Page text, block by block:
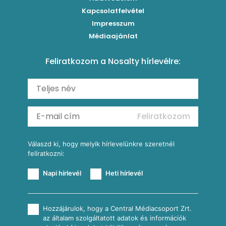
Carbonara
Szaftos paprikás csirke
Shakshuka
Ratatouille
Kukoricás-újhagymás lepény
Mexikói húsleves kukorica salsával
Almás-kéksajtos kukoricasaláta
Köretek
Reggeli receptek
Kapcsolatfelvétel
Impresszum
Médiaajánlat
Feliratkozom a Nosalty hírlevélre:
Feliratkozom
Válaszd ki, hogy melyik hírlevelünkre szeretnél
felíratkozni:
Napi hírlevél Heti hírlevél
Hozzájárulok, hogy a Central Médiacsoport Zrt.
az általam szolgáltatott adatok és információk